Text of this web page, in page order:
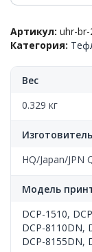
Тефлоновый
Brother™
HL-
7440/DCP-
1110/DCP-
1610/MFC-
JPN
QLT
Артикул: uhr-br-
Категория:
Вес
0.329 кг
Изготовитель
HQ/Japan/JPN
Модель
DCP-1510,
DCP-8110DN,
DCP-8155DN,